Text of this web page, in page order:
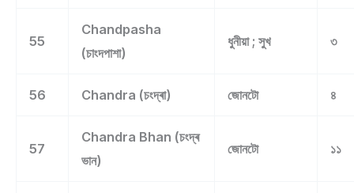
55
Chandpasha
(চাংদপাশা)
ধুনীয়া ; সুখ ৩
56 Chandra (চংদ্ৰা) জোনটো ৪
57
Chandra Bhan (চংদ্ৰ
ভান)
জোনটো ১১